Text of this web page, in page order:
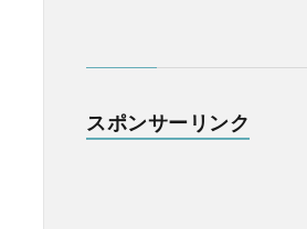
スポンサーリンク